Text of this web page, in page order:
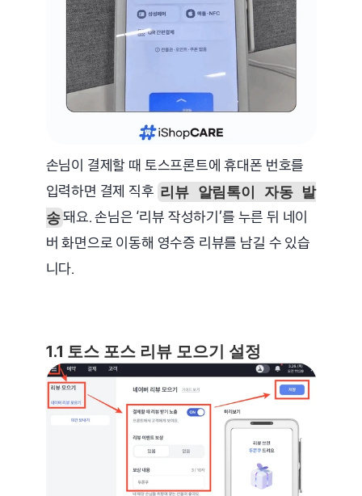
손님이 결제할 때 토스프론트에 휴대폰 번호를
입력하면 결제 직후 리뷰 알림톡이 자동 발
송돼요. 손님은 ‘리뷰 작성하기’를 누른 뒤 네이
버 화면으로 이동해 영수증 리뷰를 남길 수 있습
니다.
1.1 토스 포스 리뷰 모으기 설정